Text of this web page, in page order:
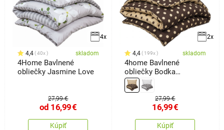
4x
4,4 40x skladom
4Home Bavlnené
obliečky Jasmine Love
27,99 €
od 16,99€
Kúpiť
2x
4,4 199x skladom
4home Bavlnené
obliečky Bodka
Čokoláda, 140 x 220 cm,
70 x 90 cm
27,99 €
16,99€
Kúpiť